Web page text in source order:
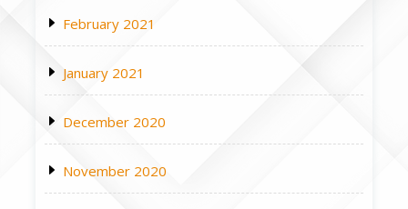
February 2021
January 2021
December 2020
November 2020